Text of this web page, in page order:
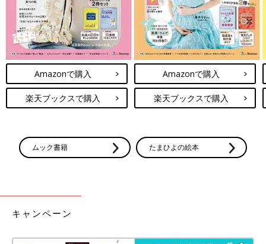
Amazonで購入
楽天ブックスで購入
Amazonで購入
楽天ブックスで購入
ムック書籍 たまひよの絵本
キャンペーン